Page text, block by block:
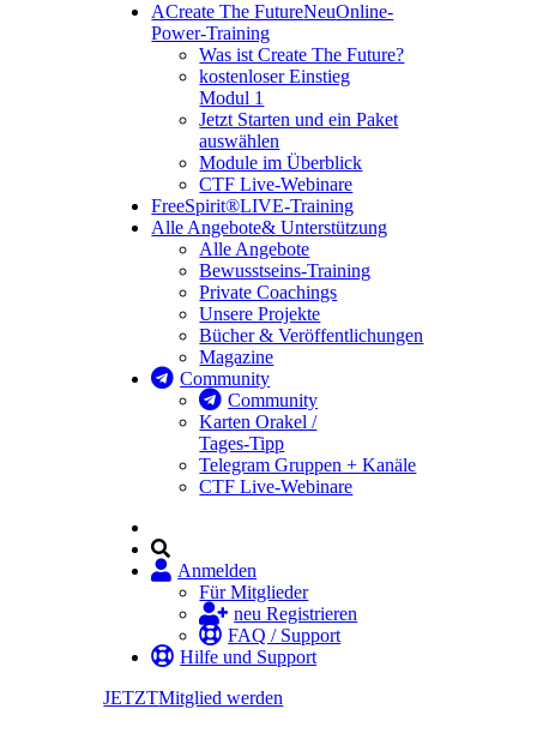
ACreate The FutureNeuOnline-
Power-Training
Was ist Create The Future?
kostenloser Einstieg
Modul 1
Jetzt Starten und ein Paket
auswählen
Module im Überblick
CTF Live-Webinare
FreeSpirit®LIVE-Training
Alle Angebote& Unterstützung
Alle Angebote
Bewusstseins-Training
Private Coachings
Unsere Projekte
Bücher & Veröffentlichungen
Magazine
Community
Community
Karten Orakel /
Tages-Tipp
Telegram Gruppen + Kanäle
CTF Live-Webinare
Anmelden
Für Mitglieder
neu Registrieren
FAQ / Support
Hilfe und Support
JETZTMitglied werden